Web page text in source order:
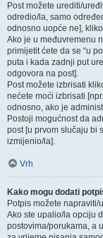
Post možete urediti/
odredio/la, samo
odnosno uopće ne],
Ako je u međuvremenu
primijetit ćete da se “u
puta i kada zadnji put
odgovora na post].
Post možete izbrisati
nećete moći izbrisati
odnosno, ako je
Postoji mogućnost da
post [u prvom slučaju bi
izmijenio/la].
Vrh
Kako mogu dodati
Potpis možete
Ako ste upalio/la opciju
postovima/porukama, a